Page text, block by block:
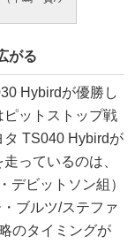
がる
Hybirdが優勝し
ットストップ戦
TS040 Hybirdが
っているのは、
デビットソン組）
ブルツ/ステファ
のタイミングが